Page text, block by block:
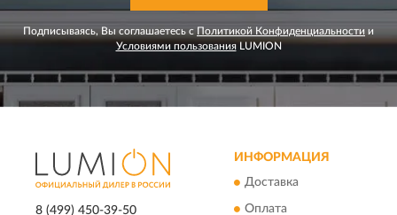
Подписываясь, Вы соглашаетесь с Политикой Конфиденциальности и
Условиями пользованияLUMION
8 (499) 450-39-50
ИНФОРМАЦИЯ
Доставка
Оплата